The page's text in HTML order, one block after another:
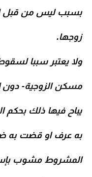
بسبب ليس من قبل
زوجها.
ولا يعتبر سببا
مسكن الزوجية- دون
يباح فيها ذلك بحكم
به عرف او قضت به
المشروط مشوب